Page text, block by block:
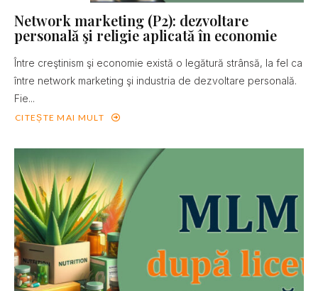
Network marketing (P2): dezvoltare
personală şi religie aplicată în economie
Între creştinism şi economie există o legătură strânsă, la fel ca
între network marketing şi industria de dezvoltare personală.
Fie...
CITEȘTE MAI MULT